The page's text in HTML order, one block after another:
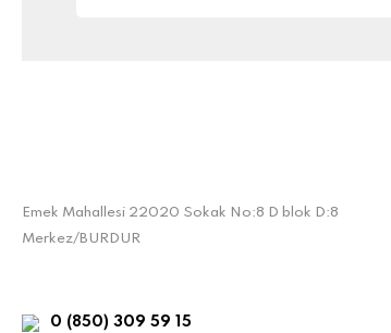
Emek Mahallesi 22020 Sokak No:8 D blok D:8
Merkez/BURDUR
0 (850) 309 59 15